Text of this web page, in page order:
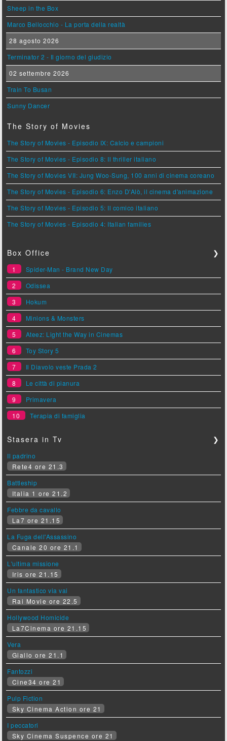
Sheep in the Box
Marco Bellocchio - La porta della realtà
28 agosto 2026
Terminator 2 - Il giorno del giudizio
02 settembre 2026
Train To Busan
Sunny Dancer
The Story of Movies
The Story of Movies - Episodio IX: Calcio e campioni
The Story of Movies - Episodio 8: Il thriller italiano
The Story of Movies VII: Jung Woo-Sung, 100 anni di cinema coreano
The Story of Movies - Episodio 6: Enzo D'Alò, il cinema d'animazione
The Story of Movies - Episodio 5: Il comico italiano
The Story of Movies - Episodio 4: Italian families
Box Office ❯
1
Spider-Man - Brand New Day
2
Odissea
3
Hokum
4
Minions & Monsters
5
Ateez: Light the Way in Cinemas
6
Toy Story 5
7
Il Diavolo veste Prada 2
8
Le città di pianura
9
Primavera
10
Terapia di famiglia
Stasera in Tv ❯
Il padrino
Rete4 ore 21.3
Battleship
Italia 1 ore 21.2
Febbre da cavallo
La7 ore 21.15
La Fuga dell'Assassino
Canale 20 ore 21.1
L'ultima missione
Iris ore 21.15
Un fantastico via vai
Rai Movie ore 22.5
Hollywood Homicide
La7Cinema ore 21.15
Vera
Giallo ore 21.1
Fantozzi
Cine34 ore 21
Pulp Fiction
Sky Cinema Action ore 21
I peccatori
Sky Cinema Suspence ore 21